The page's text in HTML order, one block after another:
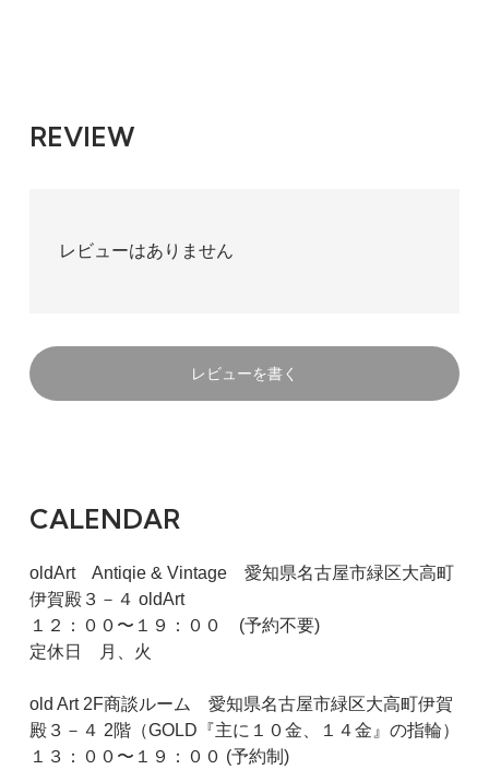
REVIEW
レビューはありません
レビューを書く
CALENDAR
oldArt Antiqie & Vintage 愛知県名古屋市緑区大高町
伊賀殿３－４ oldArt
１２：００〜１９：００ (予約不要)
定休日 月、火
old Art 2F商談ルーム 愛知県名古屋市緑区大高町伊賀
殿３－４ 2階（GOLD『主に１０金、１４金』の指輪）
１３：００〜１９：００ (予約制)